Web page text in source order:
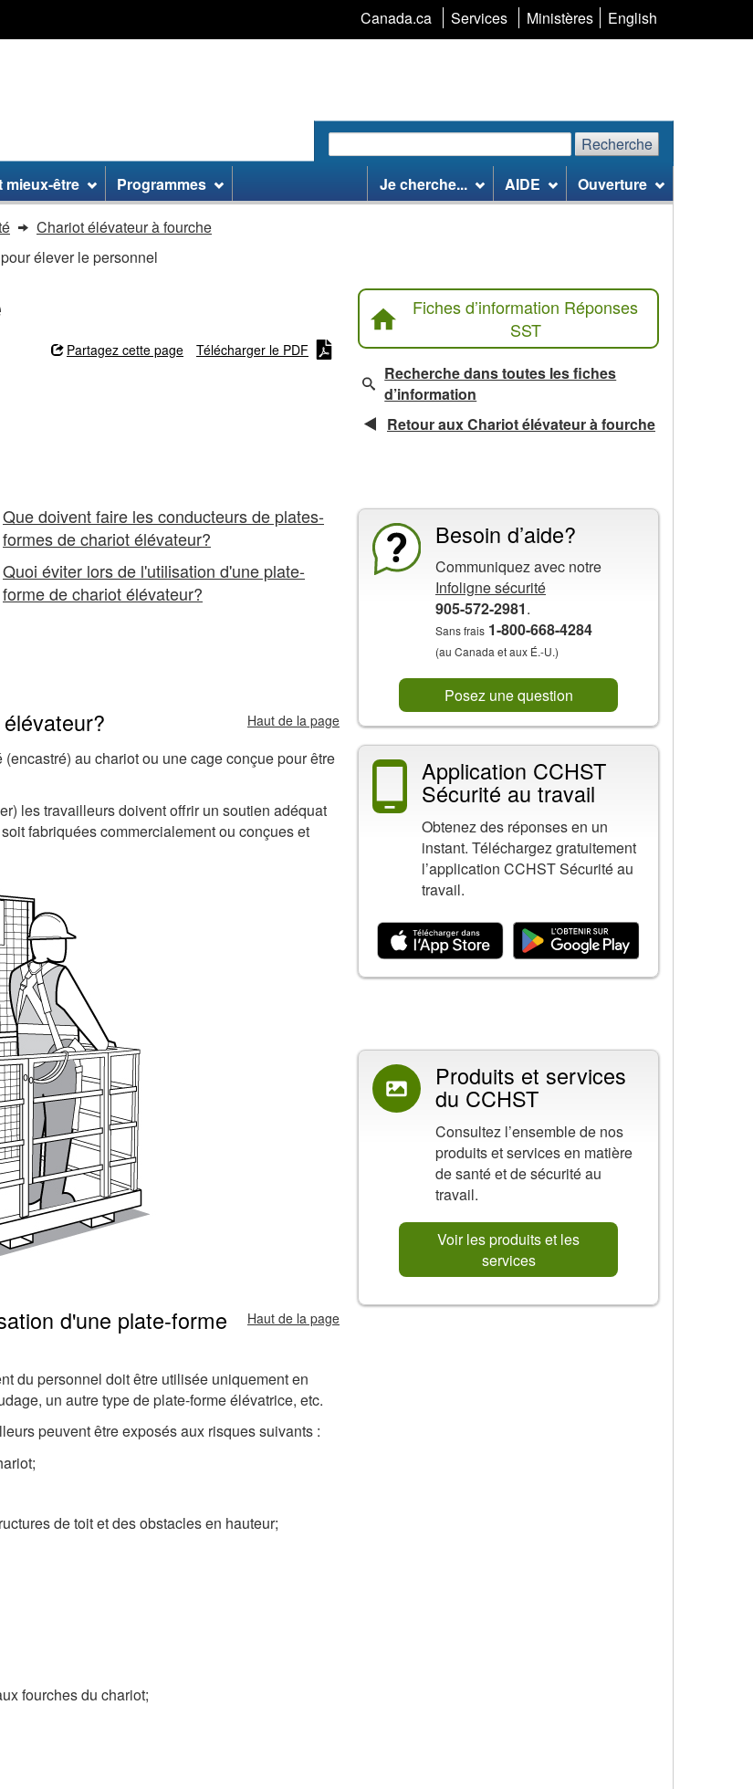
au
aux
à
Canada.ca Services Ministères Sélection
langue
English
Recherche
le
Web
Recherche
mieux-être Programmes Je cherche... AIDE Ouverture
Chariot élévateur à fourche
élever le personnel
Partagez cette page Télécharger le PDF
Que doivent faire les conducteurs de plates-
formes de chariot élévateur?
Quoi éviter lors de l'utilisation d'une plate-
forme de chariot élévateur?
Haut de la page
au chariot ou une cage conçue pour être
les travailleurs doivent offrir un soutien adéquat
fabriquées commercialement ou conçues et
d'une plate-forme Haut de la page
du personnel doit être utilisée uniquement en
un autre type de plate-forme élévatrice, etc.
peuvent être exposés aux risques suivants :
de toit et des obstacles en hauteur;
fourches du chariot;
Fiches d’information Réponses
SST
Recherche dans toutes les fiches
d’information
Retour aux Chariot élévateur à fourche
Besoin d’aide?
Communiquez avec notre
Infoligne sécurité
905-572-2981.
Sans frais 1-800-668-4284
(au Canada et aux É.-U.)
Posez une question
Application CCHST
Sécurité au travail
Obtenez des réponses en un
instant. Téléchargez gratuitement
l’application CCHST Sécurité au
travail.
Produits et services
du CCHST
Consultez l’ensemble de nos
produits et services en matière
de santé et de sécurité au
travail.
Voir les produits et les
services